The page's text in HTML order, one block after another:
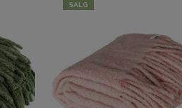
SALG